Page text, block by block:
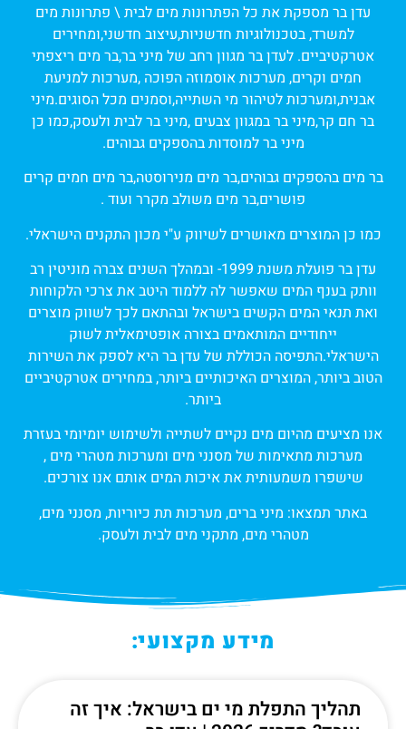
עדן בר מספקת את כל הפתרונות מים לבית \ פתרונות מים
למשרד, בטכנולוגיות חדשניות,עיצוב חדשני,ומחירים
אטרקטיביים. לעדן בר מגוון רחב של מיני בר,בר מים ריצפתי
חמים וקרים, מערכות אוסמוזה הפוכה ,מערכות למניעת
אבנית,ומערכות לטיהור מי השתייה,וסמנים מכל הסוגים.מיני
בר חם קר,מיני בר במגוון צבעים ,מיני בר לבית ולעסק,כמו כן
מיני בר למוסדות בהספקים גבוהים.
בר מים בהספקים גבוהים,בר מים מנירוסטה,בר מים חמים קרים
פושרים,בר מים משולב מקרר ועוד .
כמו כן המוצרים מאושרים לשיווק ע"י מכון התקנים הישראלי.
עדן בר פועלת משנת 1999- ובמהלך השנים צברה מוניטין רב
וותק בענף המים שאפשר לה ללמוד היטב את צרכי הלקוחות
ואת תנאי המים הקשים בישראל ובהתאם לכך לשווק מוצרים
ייחודיים המותאמים בצורה אופטימאלית לשוק
הישראלי.התפיסה הכוללת של עדן בר היא לספק את השירות
הטוב ביותר, המוצרים האיכותיים ביותר, במחירים אטרקטיביים
ביותר.
אנו מציעים מהיום מים נקיים לשתייה ולשימוש יומיומי בעזרת
מערכות מתאימות של מסנני מים ומערכות מטהרי מים ,
שישפרו משמעותית את איכות המים אותם אנו צורכים.
באתר תמצאו: מיני ברים, מערכות תת כיוריות, מסנני מים,
מטהרי מים, מתקני מים לבית ולעסק.
מידע מקצועי:
תהליך התפלת מי ים בישראל: איך זה